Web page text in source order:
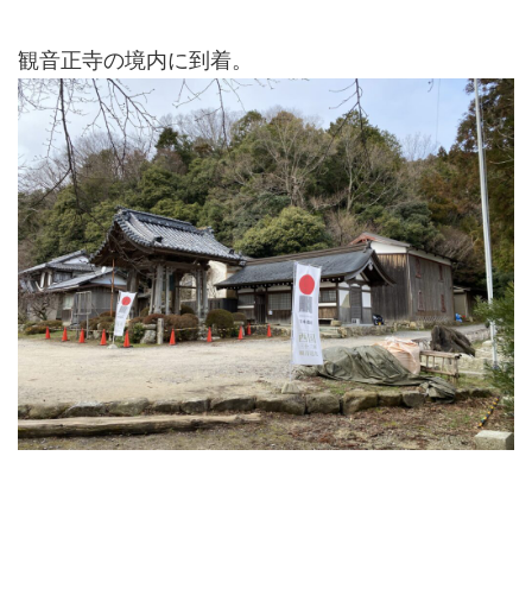
観音正寺の境内に到着。